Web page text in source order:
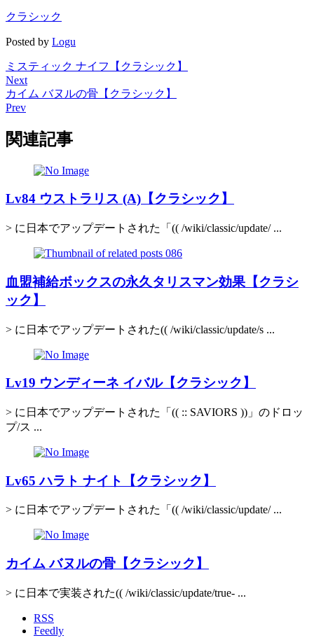
クラシック
Posted by Logu
ミスティック ナイフ【クラシック】
Next
カイム バヌルの骨【クラシック】
Prev
関連記事
Lv84 ウストラリス (A)【クラシック】
> に日本でアップデートされた「(( /wiki/classic/update/ ...
血盟補給ボックスの永久タリスマン効果【クラシ
ック】
> に日本でアップデートされた(( /wiki/classic/update/s ...
Lv19 ウンディーネ イバル【クラシック】
> に日本でアップデートされた「(( :: SAVIORS ))」のドロッ
プ/ス ...
Lv65 ハラト ナイト【クラシック】
> に日本でアップデートされた「(( /wiki/classic/update/ ...
カイム バヌルの骨【クラシック】
> に日本で実装された(( /wiki/classic/update/true- ...
RSS
Feedly